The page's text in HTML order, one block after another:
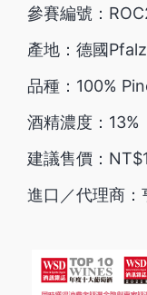
參賽編號：
產地：德國Pfalz
品種：100%
酒精濃度：13%
建議售價：
進口／代理商：